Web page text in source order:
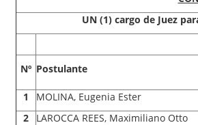
UN (1) cargo de Juez
Nº Postulante
1
MOLINA, Eugenia Ester
2
LAROCCA REES, Maximiliano Otto